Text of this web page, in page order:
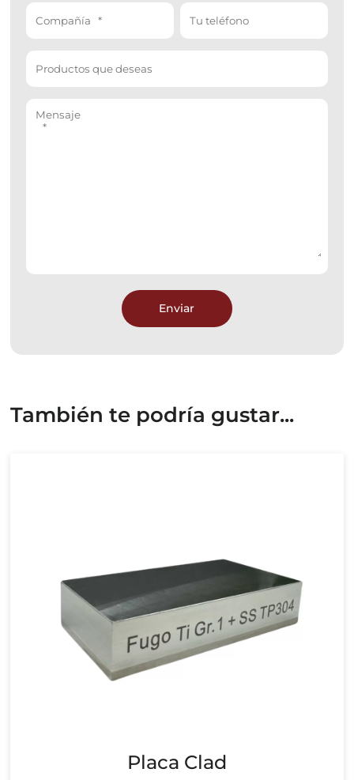
Enviar
También te podría gustar...
Placa Clad